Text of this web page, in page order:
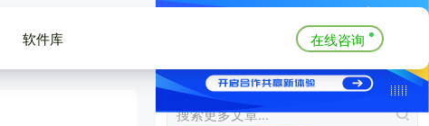
软件库 在线咨询